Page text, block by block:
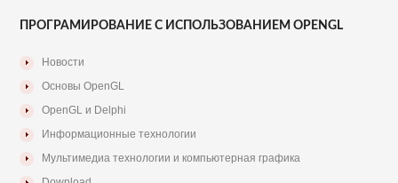
ПРОГРАМИРОВАНИЕ С ИСПОЛЬЗОВАНИЕМ OPENGL
Новости
Основы OpenGL
OpenGL и Delphi
Информационные технологии
Мультимедиа технологии и компьютерная графика